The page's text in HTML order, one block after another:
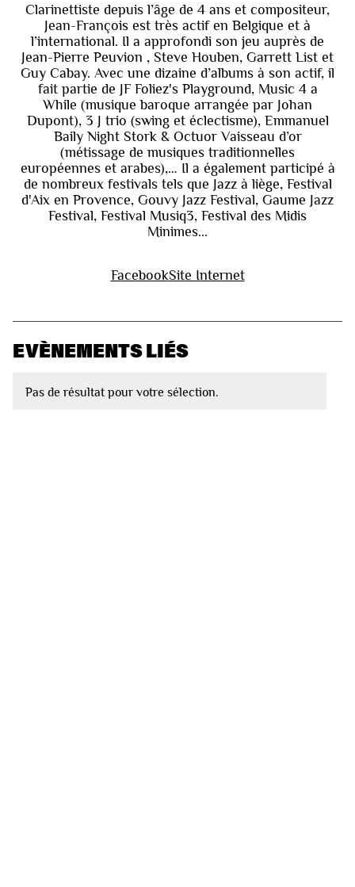
Clarinettiste depuis l’âge de 4 ans et compositeur,
Jean-François est très actif en Belgique et à
l’international. Il a approfondi son jeu auprès de
Jean-Pierre Peuvion , Steve Houben, Garrett List et
Guy Cabay. Avec une dizaine d’albums à son actif, il
fait partie de JF Foliez's Playground, Music 4 a
While (musique baroque arrangée par Johan
Dupont), 3 J trio (swing et éclectisme), Emmanuel
Baily Night Stork & Octuor Vaisseau d’or
(métissage de musiques traditionnelles
européennes et arabes),… Il a également participé à
de nombreux festivals tels que Jazz à liège, Festival
d'Aix en Provence, Gouvy Jazz Festival, Gaume Jazz
Festival, Festival Musiq3, Festival des Midis
Minimes...
FacebookSite Internet
EVÈNEMENTS LIÉS
Pas de résultat pour votre sélection.